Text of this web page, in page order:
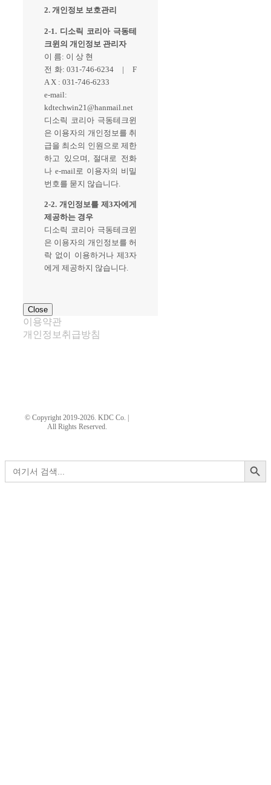
2. 개인정보 보호관리
2-1. 디소릭 코리아 극동테
크윈의 개인정보 관리자
이 름: 이 상 현
전 화: 031-746-6234 | F
A X : 031-746-6233
e-mail:
kdtechwin21@hanmail.net
디소릭 코리아 극동테크윈
은 이용자의 개인정보를 취
급을 최소의 인원으로 제한
하고 있으며, 절대로 전화
나 e-mail로 이용자의 비밀
번호를 묻지 않습니다.
2-2. 개인정보를 제3자에게
제공하는 경우
디소릭 코리아 극동테크윈
은 이용자의 개인정보를 허
락 없이 이용하거나 제3자
에게 제공하지 않습니다.
Close
이용약관
개인정보취급방침
© Copyright 2019-2026. KDC Co. |
All Rights Reserved.
검
색:
검색 버튼